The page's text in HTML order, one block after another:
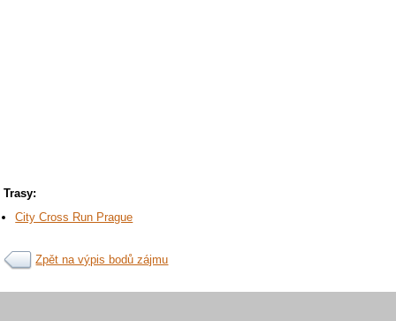
Trasy:
City Cross Run Prague
Zpět na výpis bodů zájmu